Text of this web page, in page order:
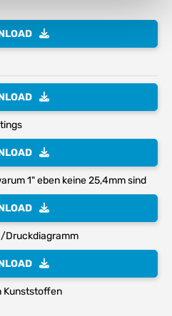
1" eben keine 25,4mm sind
Druckdiagramm
Kunststoffen